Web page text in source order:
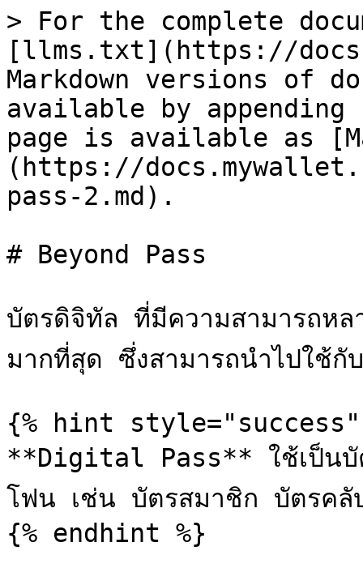
> For the complete
[llms.txt](https://
Markdown versions of
available by
page is available as
(https://
pass-2.md).
# Beyond Pass
บัตรดิจิทัล ที่มีความสามารถห
มากที่สุด ซึ่งสามารถนำไปใช้
{% hint style="success"
**Digital Pass** ใช้เป็นบัต
โฟน เช่น บัตรสมาชิก บัตรคลั
{% endhint %}